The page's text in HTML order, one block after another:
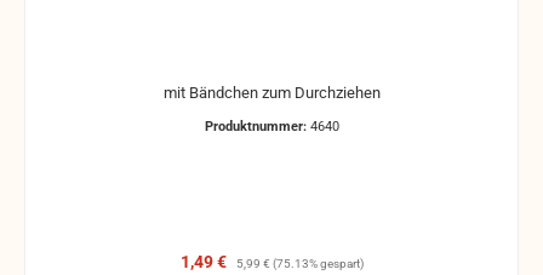
mit Bändchen zum Durchziehen
Produktnummer: 4640
Verkaufspreis:
1,49 € Regulärer Preis:
5,99 € (75.13% gespart)